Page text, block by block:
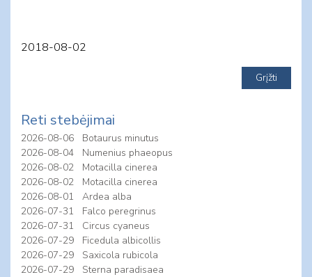
2018-08-02
Reti stebėjimai
2026-08-06
Botaurus minutus
2026-08-04
Numenius phaeopus
2026-08-02
Motacilla cinerea
2026-08-02
Motacilla cinerea
2026-08-01
Ardea alba
2026-07-31
Falco peregrinus
2026-07-31
Circus cyaneus
2026-07-29
Ficedula albicollis
2026-07-29
Saxicola rubicola
2026-07-29
Sterna paradisaea